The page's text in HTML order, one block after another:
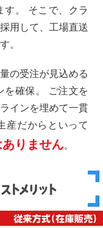
。 そこで、クラ
用して、工場直送
。
の受注が見込める
を確保。 ご注文を
インを埋めて一貫
産だからといって
りません。